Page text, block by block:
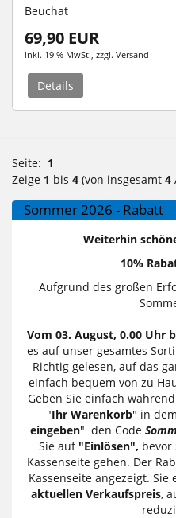
Beuchat
69,90 EUR
inkl. 19 % MwSt. , zzgl. Versand
Details
Seite: 1
Zeige 1 bis 4 (von insgesamt 4
Sommer 2026 - Rabatt
Weiterhin
10%
Aufgrund des großen
Vom 03. August, 0.00 Uhr
es auf unser gesamtes
Richtig gelesen, auf das
einfach bequem von zu
Geben Sie einfach
"Ihr Warenkorb" in
eingeben" den Code
Sie auf "Einlösen", bevor
Kassenseite gehen. Der
Kassenseite angezeigt. Sie
aktuellen Verkaufspreis,